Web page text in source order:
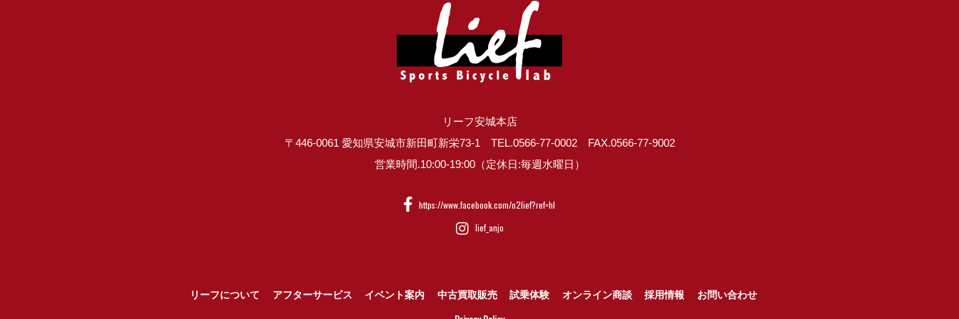
リーフ安城本店
〒446-0061 愛知県安城市新田町新栄73-1 TEL.0566-77-0002 FAX.0566-77-9002
営業時間.10:00-19:00（定休日:毎週水曜日）
https://www.facebook.com/o2lief?ref=hl
lief_anjo
リーフについて アフターサービス イベント案内 中古買取販売 試乗体験 オンライン商談 採用情報 お問い合わせ